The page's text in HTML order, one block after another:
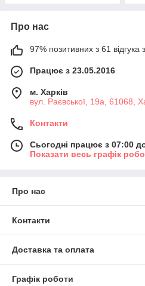
Про нас
97% позитивних з 61 відгука
Працює з 23.05.2016
м. Харків
вул. Раєвської, 19а, 61068,
Контакти
Сьогодні працює з 07:00
Показати весь графік
Про нас
Контакти
Доставка та оплата
Графік роботи